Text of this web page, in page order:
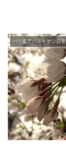
パリ風アパルトマン日常